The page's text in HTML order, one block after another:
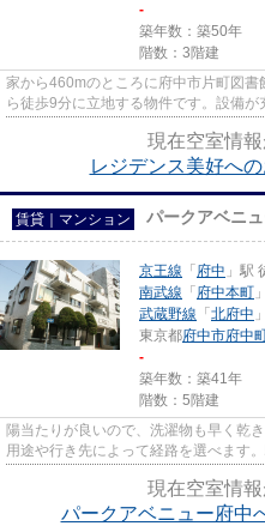
-
築年数：築50年
階数：3階建
家から460mのところに府中市片町図
ら徒歩9分に立地する物件です。設備
現在空室情報
レジデンス美好へ
賃貸｜マンション パークアベニ
京王線 「 府中 」駅
南武線 「 府中本町
武蔵野線 「 北府中
東京都府中市府中
-
築年数：築41年
階数：5階建
陽当たりが良いので、洗濯物も早く乾
用途や行き先によって経路を選べます
現在空室情報
パークアベニュー府中